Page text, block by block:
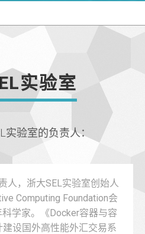
实验室
实验室的负责人：
人，浙大SEL实验室创始人
Computing Foundation会
学家。《Docker容器与容
设国外高性能外汇交易系